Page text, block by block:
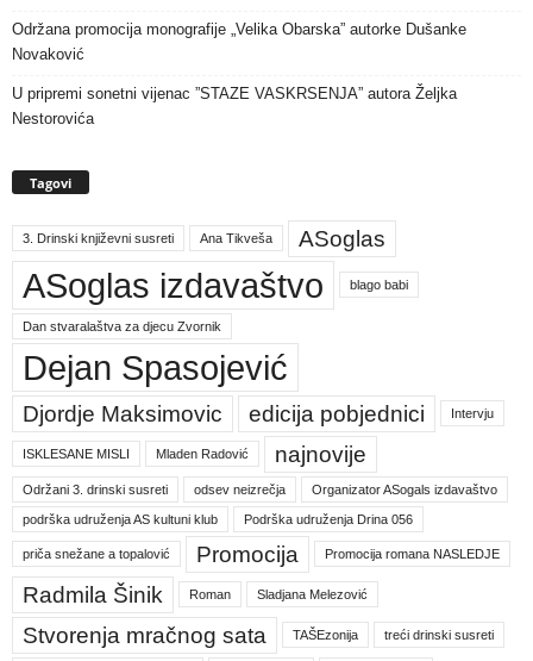
Održana promocija monografije „Velika Obarska” autorke Dušanke
Novaković
U pripremi sonetni vijenac ”STAZE VASKRSENJA” autora Željka
Nestorovića
Tagovi
3. Drinski književni susreti Ana Tikveša ASoglas
ASoglas izdavaštvo blago babi
Dan stvaralaštva za djecu Zvornik
Dejan Spasojević
Djordje Maksimovic edicija pobjednici Intervju
ISKLESANE MISLI Mladen Radović najnovije
Održani 3. drinski susreti odsev neizrečja Organizator ASogals izdavaštvo
podrška udruženja AS kultuni klub Podrška udruženja Drina 056
priča snežane a topalović Promocija Promocija romana NASLEDJE
Radmila Šinik Roman Sladjana Melezović
Stvorenja mračnog sata TAŠEzonija treći drinski susreti